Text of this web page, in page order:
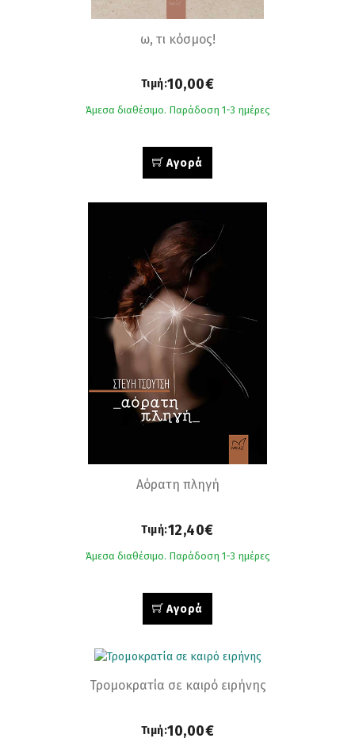
ω, τι κόσμος!
Τιμή:10,00€
Άμεσα διαθέσιμο. Παράδοση 1-3 ημέρες
Αγορά
Αόρατη πληγή
Τιμή:12,40€
Άμεσα διαθέσιμο. Παράδοση 1-3 ημέρες
Αγορά
Τρομοκρατία σε καιρό ειρήνης
Τιμή:10,00€